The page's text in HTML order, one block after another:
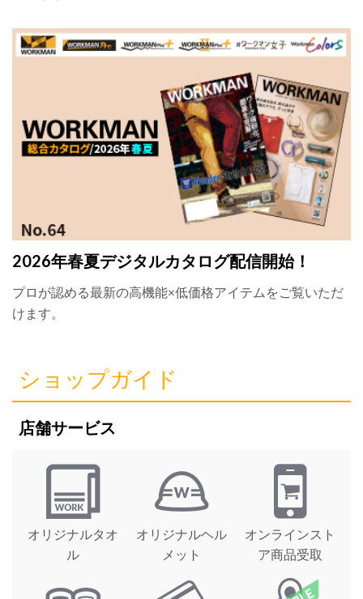
2026年春夏デジタルカタログ配信開始！
プロが認める最新の高機能×低価格アイテムをご覧いただ
けます。
ショップガイド
店舗サービス
オリジナルタオ
ル
オリジナルヘル
メット
オンラインスト
ア商品受取